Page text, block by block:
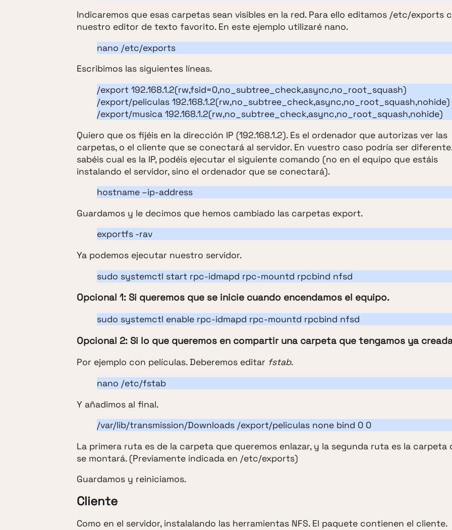
Indicaremos que esas carpetas sean visibles en la red. Para ello editamos /etc/exports
nuestro editor de texto favorito. En este ejemplo utilizaré nano.
nano /etc/exports
Escribimos las siguientes líneas.
/export 192.168.1.2(rw,fsid=0,no_subtree_check,async,no_root_squash)
/export/peliculas 192.168.1.2(rw,no_subtree_check,async,no_root_squash,nohide)
/export/musica 192.168.1.2(rw,no_subtree_check,async,no_root_squash,nohide)
Quiero que os fijéis en la dirección IP (192.168.1.2). Es el ordenador que autorizas ver las
carpetas, o el cliente que se conectará al servidor. En vuestro caso podría ser
sabéis cual es la IP, podéis ejecutar el siguiente comando (no en el equipo que estáis
instalando el servidor, sino el ordenador que se conectará).
hostname –ip-address
Guardamos y le decimos que hemos cambiado las carpetas export.
exportfs -rav
Ya podemos ejecutar nuestro servidor.
sudo systemctl start rpc-idmapd rpc-mountd rpcbind nfsd
Opcional 1: Si queremos que se inicie cuando encendamos el equipo.
sudo systemctl enable rpc-idmapd rpc-mountd rpcbind nfsd
Opcional 2: Si lo que queremos en compartir una carpeta que tengamos ya
Por ejemplo con películas. Deberemos editar fstab.
nano /etc/fstab
Y añadimos al final.
/var/lib/transmission/Downloads /export/peliculas none bind 0 0
La primera ruta es de la carpeta que queremos enlazar, y la segunda ruta es la carpeta
se montará. (Previamente indicada en /etc/exports)
Guardamos y reiniciamos.
Cliente
Como en el servidor, instalalando las herramientas NFS. El paquete contienen el cliente.